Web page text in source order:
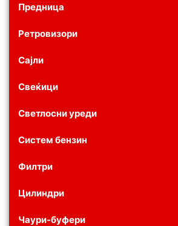
Предница
Ретровизори
Сајли
Свеќици
Светлосни уреди
Систем бензин
Филтри
Цилиндри
Чаури-буфери